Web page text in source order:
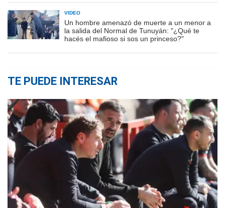
VIDEO
Un hombre amenazó de muerte a un menor a
la salida del Normal de Tunuyán: "¿Qué te
hacés el mafioso si sos un princeso?"
TE PUEDE INTERESAR